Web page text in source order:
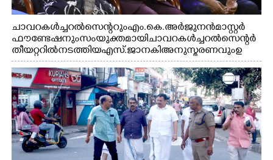
ചാവറ കൾച്ചറൽ സെന്ററും എം.കെ. അർജുനൻ മാസ്റ്റർ
ഫൗണ്ടേഷനും സംയുക്തമായി ചാവറ കൾച്ചറൽ സെന്റർ
തീയറ്ററിൽ നടത്തിയ എസ്. ജാനകി അനുസ്മരണവും ഉ
ദ്ഘാടനം ചെയ്യാനെത്തിയ സംഗീത സംവിധായകൻ ജെറി
അമൽദേവ്, ഗായിക ജെൻസി, എം.കെ. അർജുനൻ
ഫൗണ്ടേഷൻ ചെയർമാൻ ഡോ. രാധാകൃഷ്ണൻ എന്നിവർ